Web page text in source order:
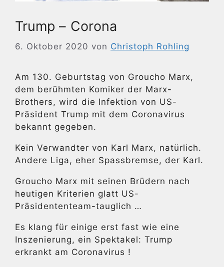
Trump – Corona
6. Oktober 2020 von Christoph Rohling
Am 130. Geburtstag von Groucho Marx,
dem berühmten Komiker der Marx-
Brothers, wird die Infektion von US-
Präsident Trump mit dem Coronavirus
bekannt gegeben.
Kein Verwandter von Karl Marx, natürlich.
Andere Liga, eher Spassbremse, der Karl.
Groucho Marx mit seinen Brüdern nach
heutigen Kriterien glatt US-
Präsidententeam-tauglich …
Es klang für einige erst fast wie eine
Inszenierung, ein Spektakel: Trump
erkrankt am Coronavirus !